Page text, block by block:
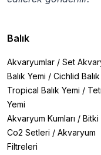
Balık
Akvaryumlar / Set
Balık Yemi / Cichlid
Tropical Balık Yemi /
Yemi
Akvaryum Kumları / Bitki
Co2 Setleri / Akvaryum
Filtreleri